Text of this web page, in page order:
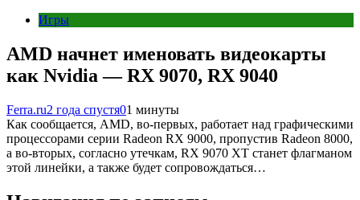
Игры
AMD начнет именовать видеокарты
как Nvidia — RX 9070, RX 9040
Ferra.ru2 года спустя01 минуты
Как сообщается, AMD, во-первых, работает над графическими
процессорами серии Radeon RX 9000, пропустив Radeon 8000,
а во-вторых, согласно утечкам, RX 9070 XT станет флагманом
этой линейки, а также будет сопровождаться…